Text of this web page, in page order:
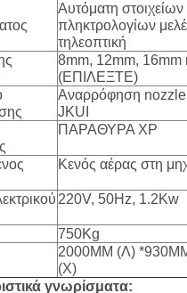
Αυτόματη
πληκτρολογίων
τηλεοπτική
8mm, 12mm, 16mm
(ΕΠΙΛΕΞΤΕ)
Αναρρόφηση
JKUI
ΠΑΡΑΘΥΡΑ XP
Κενός αέρας στη
220V, 50Hz, 1.2Kw
750Kg
2000MM (Λ)
(Χ)
γνωρίσματα: